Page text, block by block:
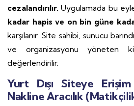
cezalandırılır.Uygulamada bu
kadar hapis ve on bin güne
karşılanır. Site sahibi, sunucu
ve organizasyonu yöneten
değerlendirilir.
Yurt Dışı Siteye
Nakline Aracılık